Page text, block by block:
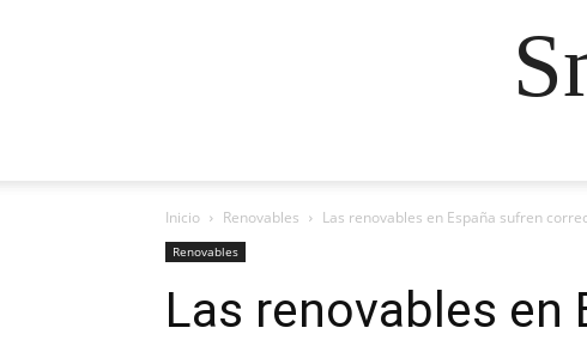
Inicio Renovables Las renovables en España sufren
Renovables
Las renovables en